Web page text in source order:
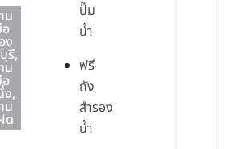
น
ง
รี,
น
ง,
น
ด
ปั๊ม
น้ำ
ฟรี
ถัง
สำรอง
น้ำ